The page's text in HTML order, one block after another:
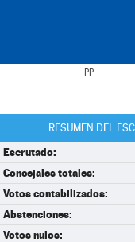
PP
RESUMEN DEL
Escrutado:
Concejales totales:
Votos contabilizados:
Abstenciones:
Votos nulos: